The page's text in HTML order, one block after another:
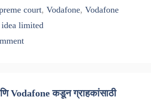
court, Vodafone, Vodafone
limited
Vodafone कडून ग्राहकांसाठी